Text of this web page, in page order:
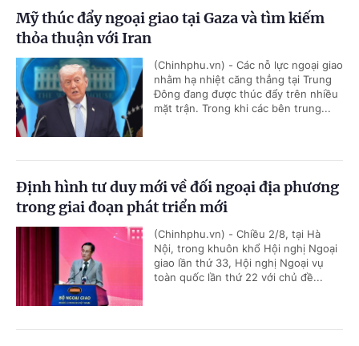
Mỹ thúc đẩy ngoại giao tại Gaza và tìm kiếm
thỏa thuận với Iran
(Chinhphu.vn) - Các nỗ lực ngoại giao
nhằm hạ nhiệt căng thẳng tại Trung
Đông đang được thúc đẩy trên nhiều
mặt trận. Trong khi các bên trung...
Định hình tư duy mới về đối ngoại địa phương
trong giai đoạn phát triển mới
(Chinhphu.vn) - Chiều 2/8, tại Hà
Nội, trong khuôn khổ Hội nghị Ngoại
giao lần thứ 33, Hội nghị Ngoại vụ
toàn quốc lần thứ 22 với chủ đề...